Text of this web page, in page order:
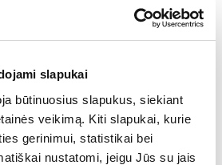
slapukai
būtinuosius slapukus, siekiant
veikimą. Kiti slapukai, kurie
gerinimui, statistikai bei
nustatomi, jeigu Jūs su jais
vadovaujantis partneris
Technology 2023 Q2.pdf